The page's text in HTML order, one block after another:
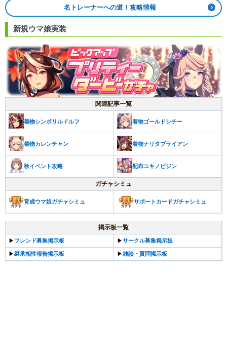
名トレーナーへの道！攻略情報
新規ウマ娘実装
関連記事一覧
着物シンボリルドルフ 着物ゴールドシチー
着物カレンチャン 着物ナリタブライアン
秋イベント攻略 配布ユキノビジン
ガチャシミュ
育成ウマ娘ガチャシミュ サポートカードガチャシミュ
掲示板一覧
▶ フレンド募集掲示板 ▶サークル募集掲示板
▶継承相性報告掲示板 ▶雑談・質問掲示板